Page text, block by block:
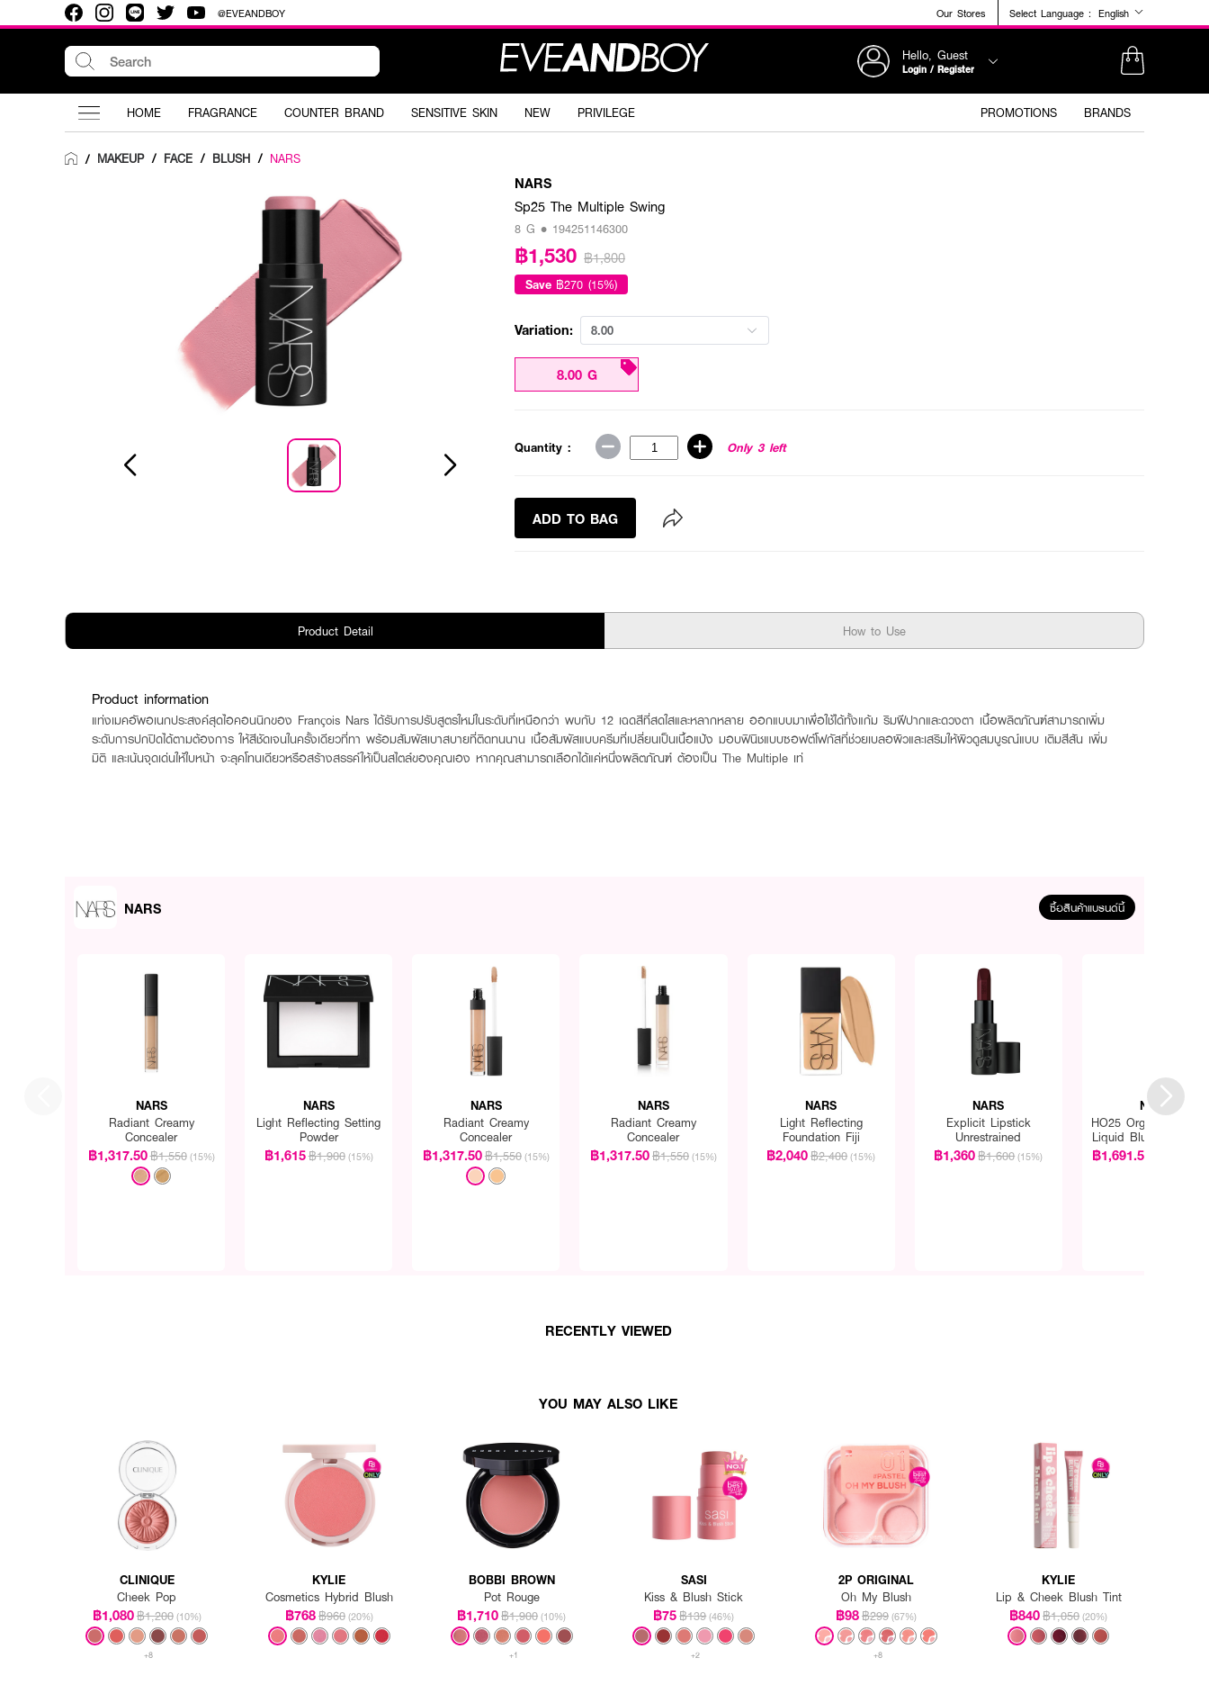
@EVEANDBOY Our Stores Select Language : English
Hello, Guest
Login / Register
HOME FRAGRANCE COUNTER BRAND SENSITIVE SKIN NEW PRIVILEGE PROMOTIONS BRANDS
/ MAKEUP / FACE / BLUSH / NARS
NARS
Sp25 The Multiple Swing
8 G • 194251146300
฿1,530 ฿1,800
Save ฿270 (15%)
Variation: 8.00
8.00 G
Quantity : Only 3 left
ADD TO BAG
Product Detail How to Use
Product information
แท่งเมคอัพอเนกประสงค์สุดไอคอนนิกของ François Nars ได้รับการปรับสูตรใหม่ในระดับที่เหนือกว่า พบกับ 12 เฉดสีที่สดใสและหลากหลาย ออกแบบมาเพื่อใช้ได้ทั้งแก้ม ริมฝีปากและดวงตา เนื้อผลิตภัณฑ์สามารถเพิ่ม
ระดับการปกปิดได้ตามต้องการ ให้สีชัดเจนในครั้งเดียวที่ทา พร้อมสัมผัสเบาสบายที่ติดทนนาน เนื้อสัมผัสแบบครีมที่เปลี่ยนเป็นเนื้อแป้ง มอบฟินิชแบบซอฟต์โฟกัสที่ช่วยเบลอผิวและเสริมให้ผิวดูสมบูรณ์แบบ เติมสีสัน เพิ่ม
มิติ และเน้นจุดเด่นให้ใบหน้า จะลุคโทนเดียวหรือสร้างสรรค์ให้เป็นสไตล์ของคุณเอง หากคุณสามารถเลือกได้แค่หนึ่งผลิตภัณฑ์ ต้องเป็น The Multiple เท่
NARS ซื้อสินค้าแบรนด์นี้
NARS
Radiant Creamy
Concealer
฿1,317.50฿1,550 (15%)
NARS
Light Reflecting Setting
Powder
฿1,615฿1,900 (15%)
NARS
Radiant Creamy
Concealer
฿1,317.50฿1,550 (15%)
NARS
Radiant Creamy
Concealer
฿1,317.50฿1,550 (15%)
NARS
Light Reflecting
Foundation Fiji
฿2,040฿2,400 (15%)
NARS
Explicit Lipstick
Unrestrained
฿1,360฿1,600 (15%)
NARS
HO25 Orgasm
Liquid Blush & Lip
฿1,691.50
RECENTLY VIEWED
YOU MAY ALSO LIKE
CLINIQUE
Cheek Pop
฿1,080฿1,200 (10%)
+8
KYLIE
Cosmetics Hybrid Blush
฿768฿960 (20%)
BOBBI BROWN
Pot Rouge
฿1,710฿1,900 (10%)
+1
SASI
Kiss & Blush Stick
฿75฿139 (46%)
+2
2P ORIGINAL
Oh My Blush
฿98฿299 (67%)
+8
KYLIE
Lip & Cheek Blush Tint
฿840฿1,050 (20%)